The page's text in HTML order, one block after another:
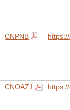
CNPNB
CNOAZ1